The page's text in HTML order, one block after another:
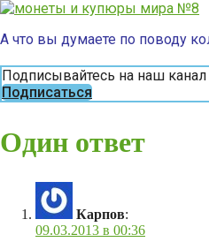
А что вы думаете по поводу
Подписывайтесь на наш
Подписаться
Один ответ
Карпов:
09.03.2013 в 00:36